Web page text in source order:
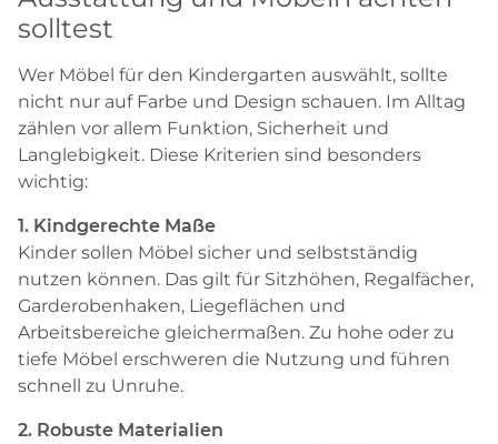
solltest
Wer Möbel für den Kindergarten auswählt, sollte
nicht nur auf Farbe und Design schauen. Im Alltag
zählen vor allem Funktion, Sicherheit und
Langlebigkeit. Diese Kriterien sind besonders
wichtig:
1. Kindgerechte Maße
Kinder sollen Möbel sicher und selbstständig
nutzen können. Das gilt für Sitzhöhen, Regalfächer,
Garderobenhaken, Liegeflächen und
Arbeitsbereiche gleichermaßen. Zu hohe oder zu
tiefe Möbel erschweren die Nutzung und führen
schnell zu Unruhe.
2. Robuste Materialien